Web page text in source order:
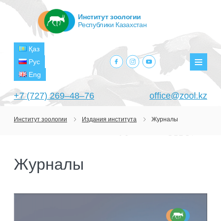
+7 (727) 269‒48‒76 office@zool.kz
Қаз
Рус
Eng
facebook.com
instagram.com
youtube.com
Институт зоологии
Республики Казахстан
ЦЕЛИ И ЗАДАЧИ
ПОДРАЗДЕЛЕНИЯ
ЛАБОРАТОРИИ
ЛАБОРАТОРИЯ ТЕРИОЛОГИИ
НАУЧНО-ИССЛЕДОВАТЕЛЬСКИЕ
ПРОЕКТЫ
Институт зоологии Издания института Журналы
Журналы